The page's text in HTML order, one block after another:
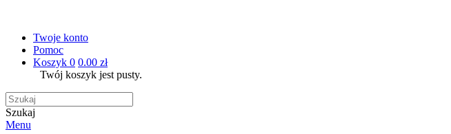
Twoje konto
Pomoc
Koszyk 0 0.00 zł
Twój koszyk jest pusty.
Szukaj
Menu